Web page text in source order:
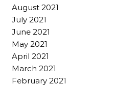
August 2021
July 2021
June 2021
May 2021
April 2021
March 2021
February 2021